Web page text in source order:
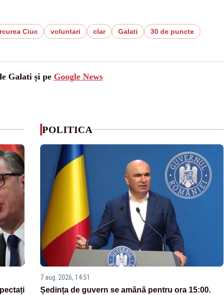
Ciuc voluntari clar Galati
30 de puncte
Galati și pe Google News
POLITICA
7 aug. 2026, 14:51
Ședința de guvern se amână pentru ora 15:00.